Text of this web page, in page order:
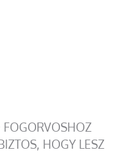
HOGY LESZ